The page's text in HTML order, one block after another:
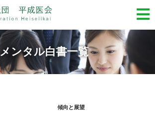
メンタル白書一覧
傾向と展望